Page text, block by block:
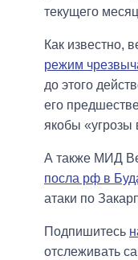
текущего
Как известно,
режим
до этого
его
якобы «угрозы
А также МИД
посла рф в
атаки по
Подпишитесь
отслеживать